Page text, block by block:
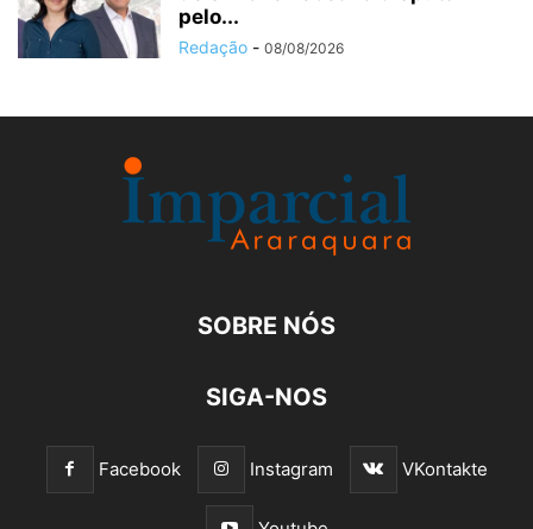
pelo...
Redação - 08/08/2026
SOBRE NÓS
SIGA-NOS
Facebook Instagram VKontakte